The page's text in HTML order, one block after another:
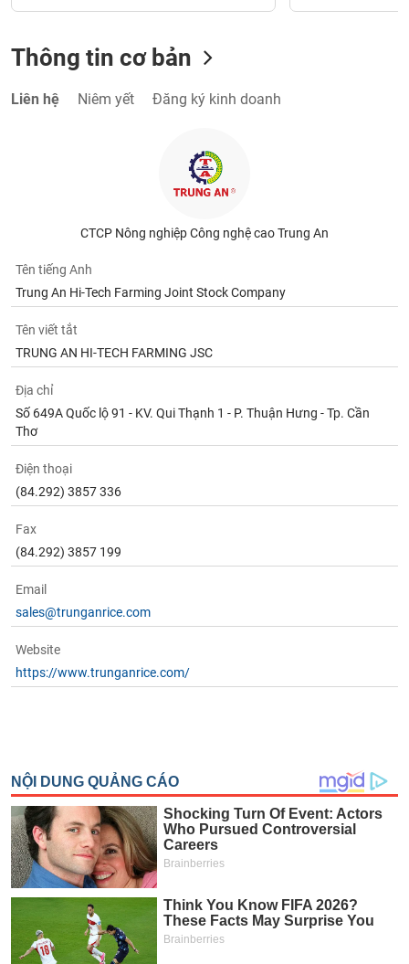
Thông tin cơ bản
Liên hệ Niêm yết Đăng ký kinh doanh
CTCP Nông nghiệp Công nghệ cao Trung An
Tên tiếng Anh
Trung An Hi-Tech Farming Joint Stock Company
Tên viết tắt
TRUNG AN HI-TECH FARMING JSC
Địa chỉ
Số 649A Quốc lộ 91 - KV. Qui Thạnh 1 - P. Thuận Hưng - Tp. Cần
Thơ
Điện thoại
(84.292) 3857 336
Fax
(84.292) 3857 199
Email
sales@trunganrice.com
Website
https://www.trunganrice.com/